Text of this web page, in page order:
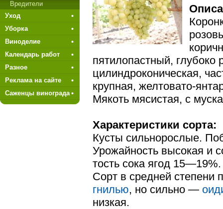
пятилопастный, глу­боко
цилиндроконическая,
крупная, желтовато-
Мякоть мясистая, с
Характеристики сорта:
Кусты сильнорослые.
Урожайность высокая и
тость сока ягод
Сорт в средней степени
гнилью, но сильно —
низкая.
Вредители
Уход
Уборка
Виноделие
Календарь работ
Разное
Реклама на сайте
Саженцы винограда